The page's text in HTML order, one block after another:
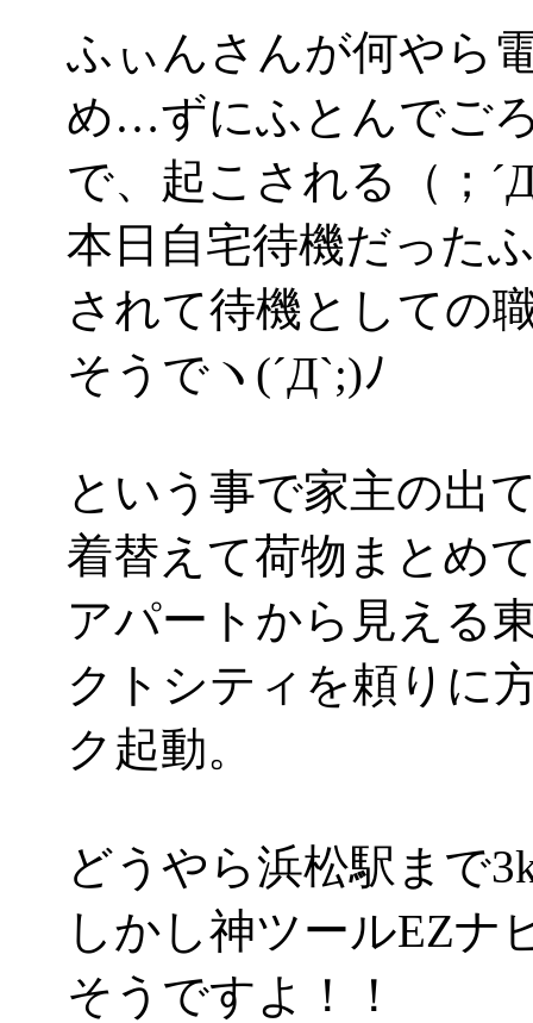
ふぃんさんが何やら
め…ずにふとんでご
で、起こされる（；
本日自宅待機だった
されて待機としての
そうでヽ(´Д`;)ﾉ
という事で家主の出
着替えて荷物まとめ
アパートから見える
クトシティを頼りに
ク起動。
どうやら浜松駅まで
しかし神ツールEZナ
そうですよ！！